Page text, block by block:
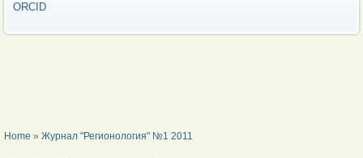
ORCID
YOU ARE HERE
Home » Журнал "Регионология" №1 2011